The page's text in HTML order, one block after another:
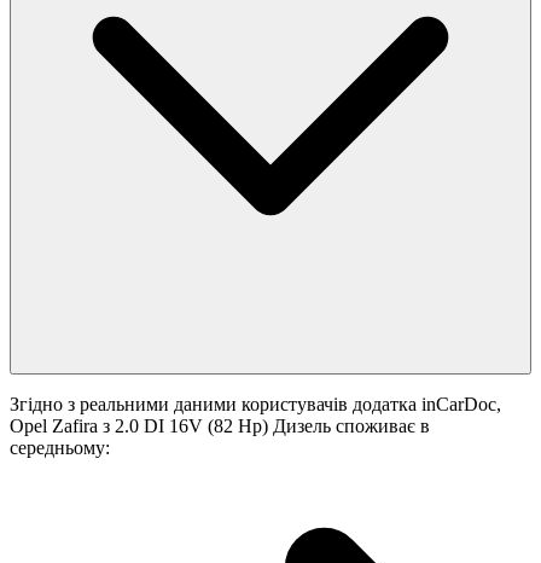
Згідно з реальними даними користувачів додатка inCarDoc,
Opel Zafira з 2.0 DI 16V (82 Hp) Дизель споживає в
середньому: